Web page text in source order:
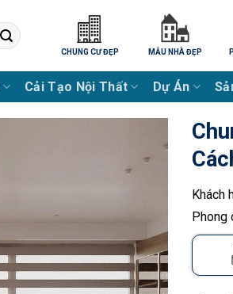
CHUNG CƯ ĐẸP MẪU NHÀ ĐẸP
Cải Tạo Nội Thất Dự Án
Khách
Phong